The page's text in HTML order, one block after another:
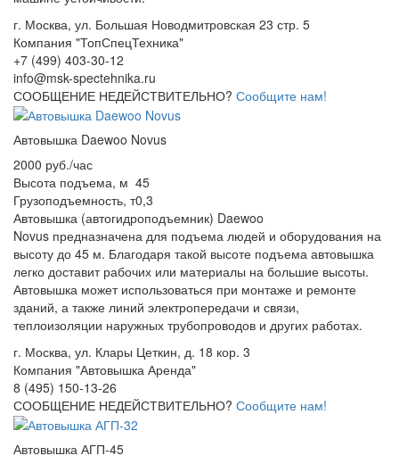
г. Москва, ул. Большая Новодмитровская 23 стр. 5
Компания "ТопСпецТехника"
+7 (499) 403-30-12
info@msk-spectehnika.ru
СООБЩЕНИЕ НЕДЕЙСТВИТЕЛЬНО? Сообщите нам!
Автовышка Daewoo Novus
2000 руб./час
Высота подъема, м 45
Грузоподъемность, т0,3
Автовышка (автогидроподъемник) Daewoo
Novus предназначена для подъема людей и оборудования на
высоту до 45 м. Благодаря такой высоте подъема автовышка
легко доставит рабочих или материалы на большие высоты.
Автовышка может использоваться при монтаже и ремонте
зданий, а также линий электропередачи и связи,
теплоизоляции наружных трубопроводов и других работах.
г. Москва, ул. Клары Цеткин, д. 18 кор. 3
Компания "Автовышка Аренда"
8 (495) 150-13-26
СООБЩЕНИЕ НЕДЕЙСТВИТЕЛЬНО? Сообщите нам!
Автовышка АГП-45